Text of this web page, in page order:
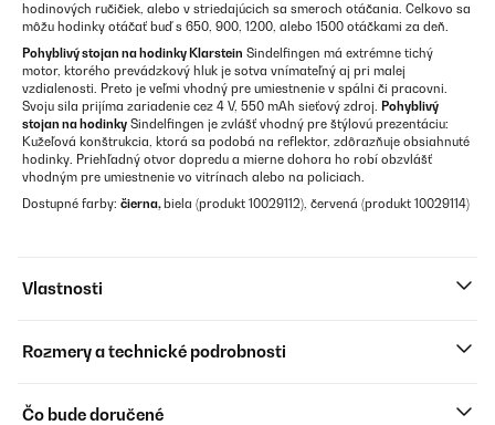
hodinových ručičiek, alebo v striedajúcich sa smeroch otáčania. Celkovo sa
môžu hodinky otáčať buď s 650, 900, 1200, alebo 1500 otáčkami za deň.
Pohyblivý stojan na hodinky Klarstein Sindelfingen má extrémne tichý
motor, ktorého prevádzkový hluk je sotva vnímateľný aj pri malej
vzdialenosti. Preto je veľmi vhodný pre umiestnenie v spálni či pracovni.
Svoju sila prijíma zariadenie cez 4 V, 550 mAh sieťový zdroj. Pohyblivý
stojan na hodinky Sindelfingen je zvlášť vhodný pre štýlovú prezentáciu:
Kužeľová konštrukcia, ktorá sa podobá na reflektor, zdôrazňuje obsiahnuté
hodinky. Priehľadný otvor dopredu a mierne dohora ho robí obzvlášť
vhodným pre umiestnenie vo vitrínach alebo na policiach.
Dostupné farby: čierna, biela (produkt 10029112), červená (produkt 10029114)
Vlastnosti
Rozmery a technické podrobnosti
Čo bude doručené